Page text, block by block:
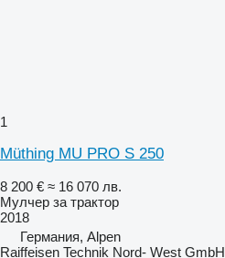
1
Müthing MU PRO S 250
8 200 € ≈ 16 070 лв.
Мулчер за трактор
2018
Германия, Alpen
Raiffeisen Technik Nord- West GmbH